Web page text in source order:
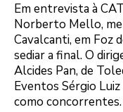
Em entrevista à
Norberto Mello,
Cavalcanti, em Foz
sediar a final. O
Alcides Pan, de
Eventos Sérgio Luiz
como concorrentes.